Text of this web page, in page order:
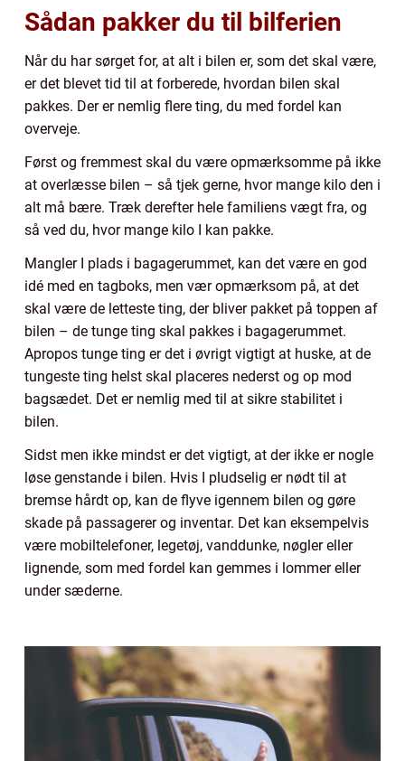
Sådan pakker du til bilferien
Når du har sørget for, at alt i bilen er, som det skal være,
er det blevet tid til at forberede, hvordan bilen skal
pakkes. Der er nemlig flere ting, du med fordel kan
overveje.
Først og fremmest skal du være opmærksomme på ikke
at overlæsse bilen – så tjek gerne, hvor mange kilo den i
alt må bære. Træk derefter hele familiens vægt fra, og
så ved du, hvor mange kilo I kan pakke.
Mangler I plads i bagagerummet, kan det være en god
idé med en tagboks, men vær opmærksom på, at det
skal være de letteste ting, der bliver pakket på toppen af
bilen – de tunge ting skal pakkes i bagagerummet.
Apropos tunge ting er det i øvrigt vigtigt at huske, at de
tungeste ting helst skal placeres nederst og op mod
bagsædet. Det er nemlig med til at sikre stabilitet i
bilen.
Sidst men ikke mindst er det vigtigt, at der ikke er nogle
løse genstande i bilen. Hvis I pludselig er nødt til at
bremse hårdt op, kan de flyve igennem bilen og gøre
skade på passagerer og inventar. Det kan eksempelvis
være mobiltelefoner, legetøj, vanddunke, nøgler eller
lignende, som med fordel kan gemmes i lommer eller
under sæderne.